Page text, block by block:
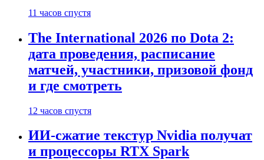
11 часов спустя
The International 2026 по Dota 2:
дата проведения, расписание
матчей, участники, призовой фонд
и где смотреть
12 часов спустя
ИИ-сжатие текстур Nvidia получат
и процессоры RTX Spark